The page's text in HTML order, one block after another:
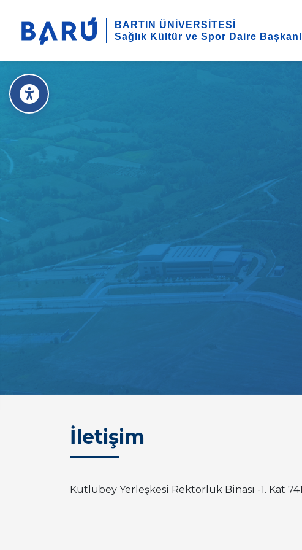
BARTIN ÜNİVERSİTESİ
Sağlık Kültür ve Spor Daire
İletişim
Kutlubey Yerleşkesi Rektörlük Binası -1. Kat